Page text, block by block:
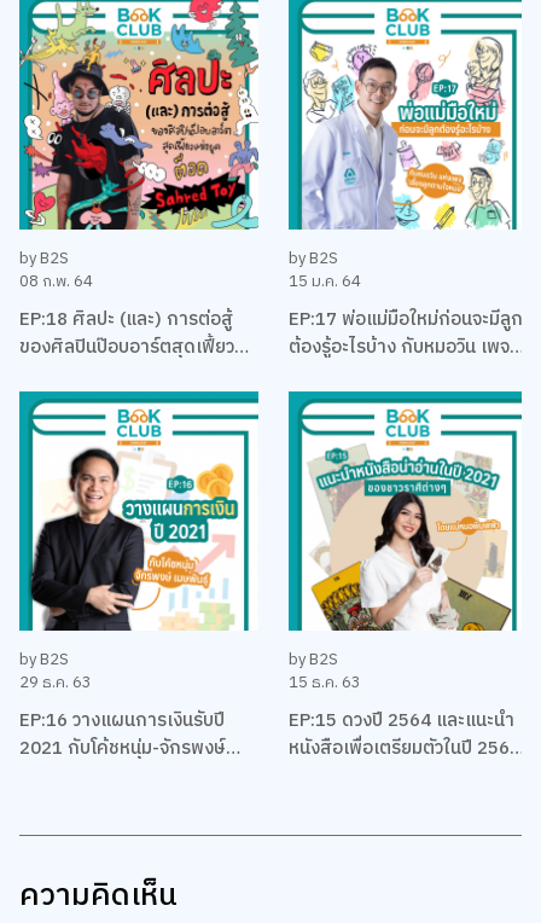
by B2S
08 ก.พ. 64
EP:18 ศิลปะ (และ) การต่อสู้
ของศิลปินป๊อบอาร์ตสุดเฟี้ยว
by B2S
15 ม.ค. 64
EP:17 พ่อแม่มือใหม่ก่อนจะมีลูก
ต้องรู้อะไรบ้าง กับหมอวิน เพจ
by B2S
29 ธ.ค. 63
EP:16 วางแผนการเงินรับปี
2021 กับโค้ชหนุ่ม-จักรพงษ์
by B2S
15 ธ.ค. 63
EP:15 ดวงปี 2564 และแนะนำ
หนังสือเพื่อเตรียมตัวในปี 2564
ความคิดเห็น